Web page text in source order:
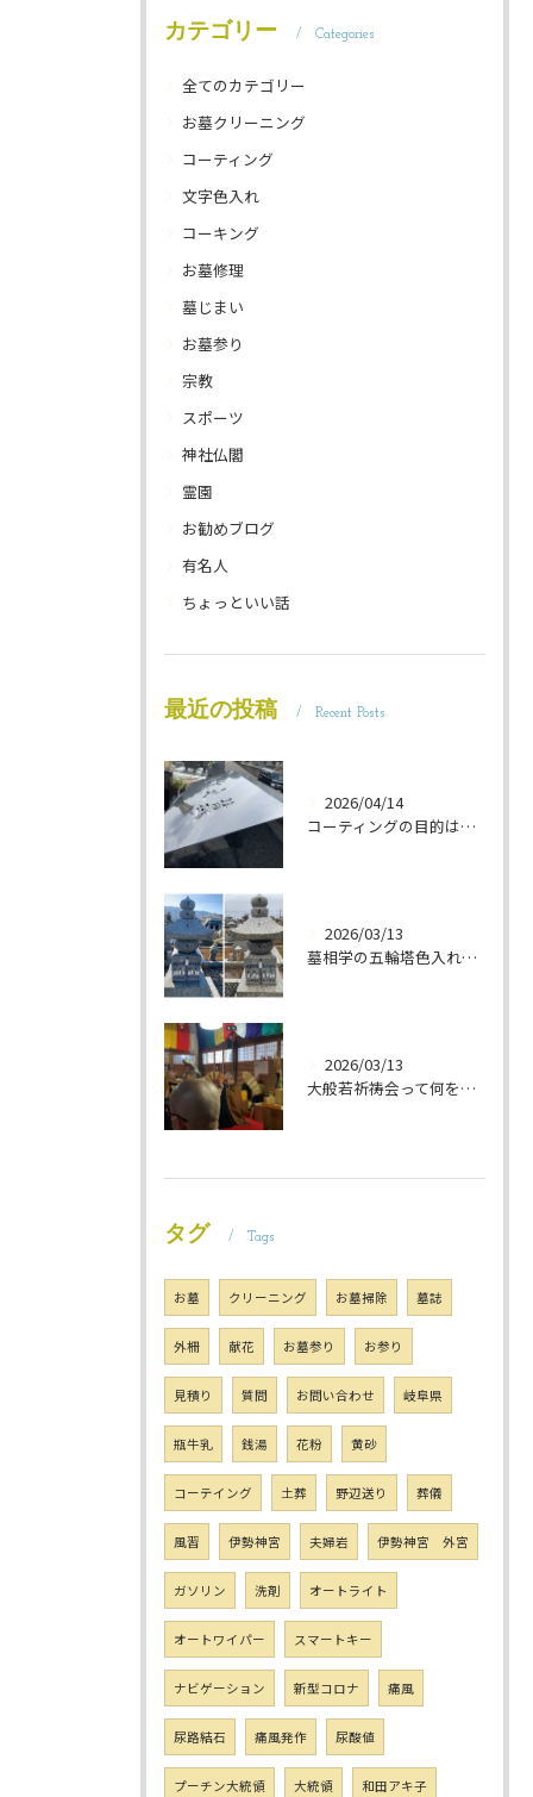
カテゴリー Categories
全てのカテゴリー
お墓クリーニング
コーティング
文字色入れ
コーキング
お墓修理
墓じまい
お墓参り
宗教
スポーツ
神社仏閣
霊園
お勧めブログ
有名人
ちょっといい話
最近の投稿 Recent Posts
2026/04/14
コーティングの目的は 墓石を保護することです 岐阜のお墓掃除屋「磨き専隊」です
2026/03/13
墓相学の五輪塔色入れ 岐阜のお墓掃除屋「磨き専隊」です
2026/03/13
大般若祈祷会って何をするの？ 岐阜のお墓掃除屋「磨き専隊」です
タグ Tags
お墓 クリーニング お墓掃除 墓誌
外柵 献花 お墓参り お参り
見積り 質問 お問い合わせ 岐阜県
瓶牛乳 銭湯 花粉 黄砂
コーテイング 土葬 野辺送り 葬儀
風習 伊勢神宮 夫婦岩 伊勢神宮 外宮
ガソリン 洗剤 オートライト
オートワイパー スマートキー
ナビゲーション 新型コロナ 痛風
尿路結石 痛風発作 尿酸値
プーチン大統領 大統領 和田アキ子